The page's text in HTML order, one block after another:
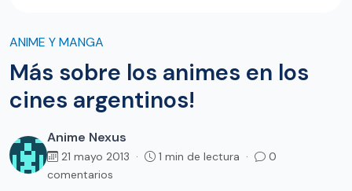
ANIME Y MANGA
Más sobre los animes en los
cines argentinos!
Anime Nexus
21 mayo 2013 · 1 min de lectura ·
0
comentarios